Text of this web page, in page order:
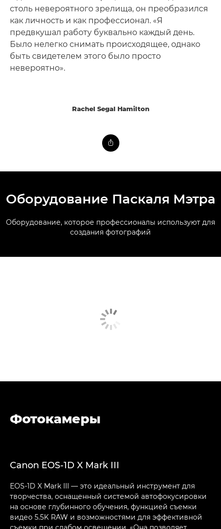
столь невероятного зрелища, он преобразился
как личность и как профессионал. «Я
предвкушал работу буквально каждый день.
Было нелегко снимать происходящее, однако
быть свидетелем этого было просто
невероятно».
Rachel Segal Hamilton
Оборудование Паскаля Мэтра
Оборудование, которое профессионалы используют для
создания фотографий
Фотокамеры
Canon EOS-1D X Mark III
EOS-1D X Mark III — это идеальный инструмент для
творчества, оснащенный системой автофокусировки
на основе глубинного обучения, функцией съемки
видео 5.5K RAW и возможностями для эффективной